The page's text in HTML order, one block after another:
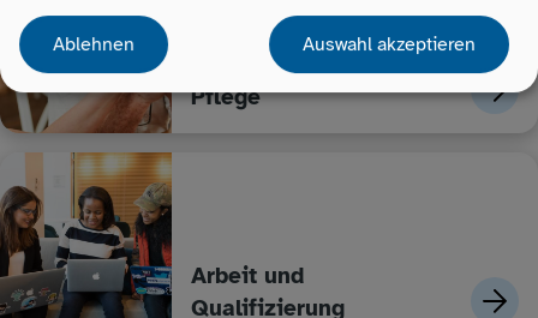
Ältere Menschen und
Pflege
Arbeit und
Qualifizierung
Ablehnen Auswahl akzeptieren